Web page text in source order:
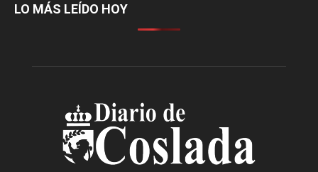
LO MÁS LEÍDO HOY